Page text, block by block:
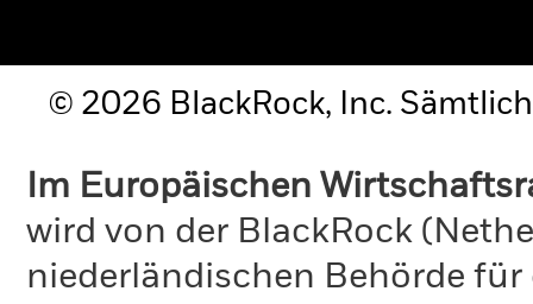
© 2026 BlackRock, Inc.
Im Europäischen
wird von der BlackRock
niederländischen Behörde